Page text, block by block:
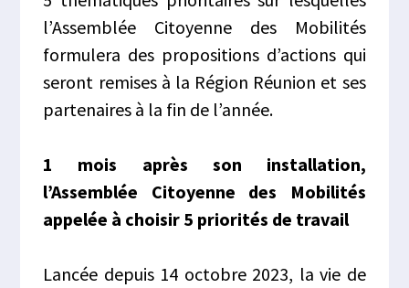
l’Assemblée Citoyenne des Mobilités
formulera des propositions d’actions qui
seront remises à la Région Réunion et ses
partenaires à la fin de l’année.
1 mois après son installation,
l’Assemblée Citoyenne des Mobilités
appelée à choisir 5 priorités de travail
Lancée depuis 14 octobre 2023, la vie de